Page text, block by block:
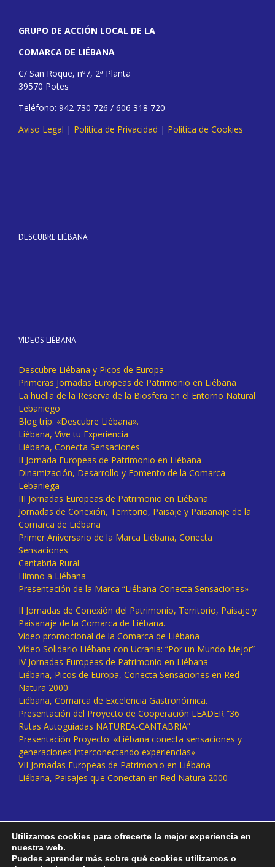
GRUPO DE ACCIÓN LOCAL DE LA
COMARCA DE LIÉBANA
C/ San Roque, nº7, 2ª Planta
39570 Potes
Teléfono: 942 730 726 / 606 318 720
Aviso Legal | Política de Privacidad | Política de Cookies
DESCUBRE LIÉBANA
VÍDEOS LIÉBANA
Descubre Liébana y Picos de Europa
Primeras Jornadas Europeas de Patrimonio en Liébana
La huella de la Reserva de la Biosfera en el Entorno Natural
Lebaniego
Blog trip: «Descubre Liébana».
Liébana, Vive tu Experiencia
Liébana, Conecta Sensaciones
II Jornada Europeas de Patrimonio en Liébana
Dinamización, Desarrollo y Fomento de la Comarca
Lebaniega
III Jornadas Europeas de Patrimonio en Liébana
Jornadas de Conexión, Territorio, Paisaje y Paisanaje de la
Comarca de Liébana
Primer Aniversario de la Marca Liébana, Conecta
Sensaciones
Cantabria Rural
Himno a Liébana
Presentación de la Marca “Liébana Conecta Sensaciones»
II Jornadas de Conexión del Patrimonio, Territorio, Paisaje y
Paisanaje de la Comarca de Liébana.
Vídeo promocional de la Comarca de Liébana
Vídeo Solidario Liébana con Ucrania: “Por un Mundo Mejor”
IV Jornadas Europeas de Patrimonio en Liébana
Liébana, Picos de Europa, Conecta Sensaciones en Red
Natura 2000
Liébana, Comarca de Excelencia Gastronómica.
Presentación del Proyecto de Cooperación LEADER “36
Rutas Autoguiadas NATUREA-CANTABRIA”
Presentación Proyecto: «Liébana conecta sensaciones y
generaciones interconectando experiencias»
VII Jornadas Europeas de Patrimonio en Liébana
Liébana, Paisajes que Conectan en Red Natura 2000
Utilizamos cookies para ofrecerte la mejor experiencia en
nuestra web.
Puedes aprender más sobre qué cookies utilizamos o